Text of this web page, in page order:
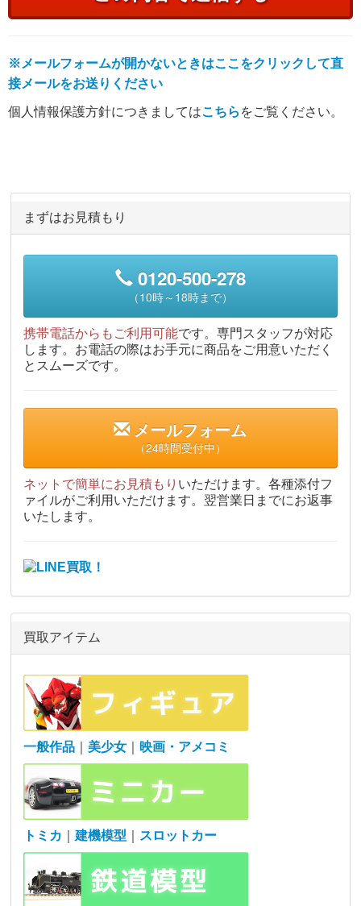
※メールフォームが開かないときはここをクリックして直
接メールをお送りください
個人情報保護方針につきましてはこちら をご覧ください。
まずはお見積もり
0120-500-278
（10時～18時まで）
携帯電話からもご利用可能です。専門スタッフが対応
します。お電話の際はお手元に商品をご用意いただく
とスムーズです。
メールフォーム
（24時間受付中）
ネットで簡単にお見積もり いただけます。各種添付フ
ァイルがご利用いただけます。翌営業日までにお返事
いたします。
買取アイテム
一般作品 美少女 映画・アメコミ
トミカ ｜建機模型 スロットカー